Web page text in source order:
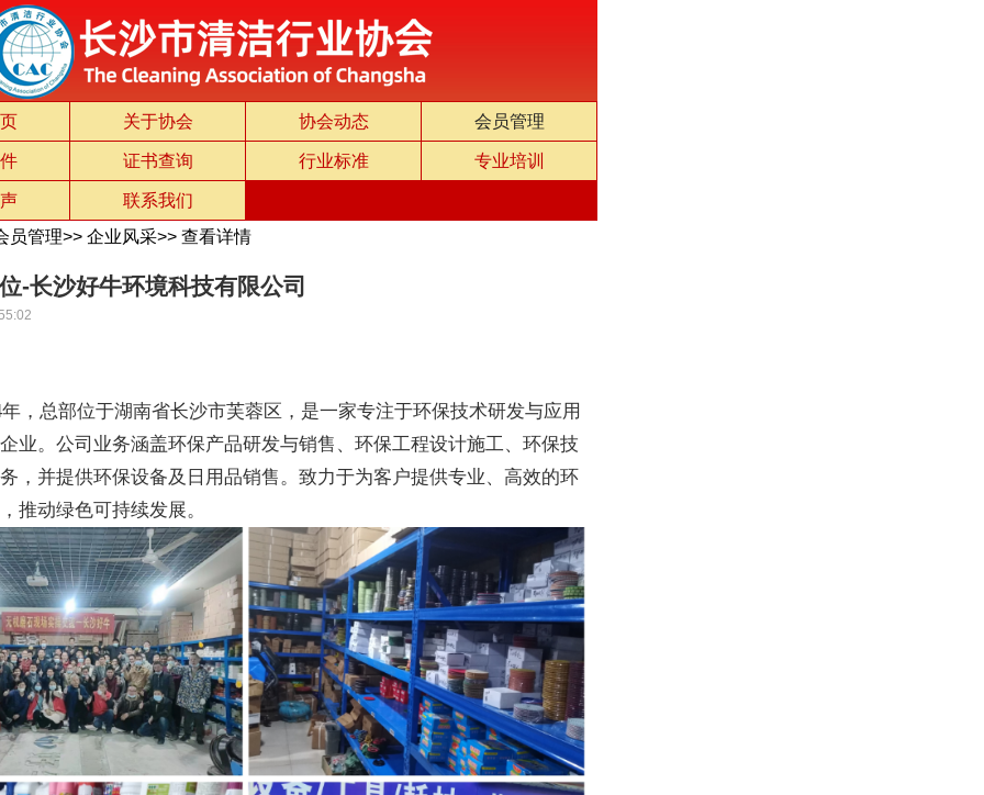
关于协会 协会动态 会员管理
证书查询 行业标准 专业培训
联系我们
员管理>> 企业风采>> 查看详情
-长沙好牛环境科技有限公司
，总部位于湖南省长沙市芙蓉区，是一家专注于环保技术研发与应用
业。公司业务涵盖环保产品研发与销售、环保工程设计施工、环保技
，并提供环保设备及日用品销售。致力于为客户提供专业、高效的环
推动绿色可持续发展。